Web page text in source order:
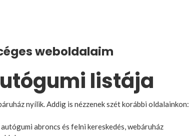
weboldalaim
listája
nyílik. Addig is nézzenek szét korábbi oldalainkon:
autógumi abroncs és felni kereskedés, webáruház